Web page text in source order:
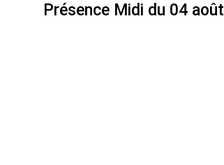
Présence Midi du 04 août